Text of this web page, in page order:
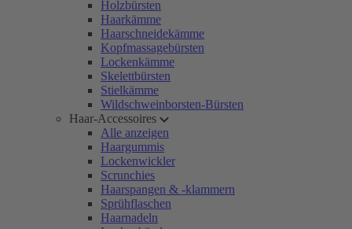
Holzbürsten
Haarkämme
Haarschneidekämme
Kopfmassagebürsten
Lockenkämme
Skelettbürsten
Stielkämme
Wildschweinborsten-Bürsten
Haar-Accessoires
Alle anzeigen
Haargummis
Lockenwickler
Scrunchies
Haarspangen & -klammern
Sprühflaschen
Haarnadeln